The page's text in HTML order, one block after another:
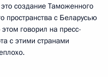
создание Таможенного
пространства с Беларусью
говорил на пресс-
с этими странами